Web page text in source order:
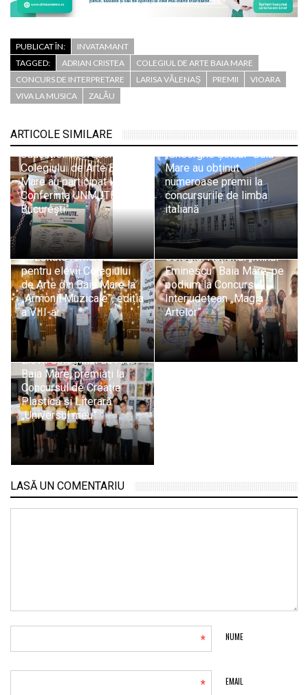
PUBLICAT ÎN:
INVATAMANT
TAGGED:
ADRIAN CRISTEA
COLEGIUL DE ARTE BAIA MARE
CONCURS DE INTERPRETARE
LARISA VĂLENAȘ PREMII
VIOARA
VIVA LA MUSICA
ZALĂU
ARTICOLE SIMILARE
Implicare pentru viitorul
educației: Profesori ai
Colegiului de Arte Baia
Mare au participat la
Conferința UNMUTE din
București
Elevii Colegiului
„Gheorghe Șincai” Baia
Mare au obținut
numeroase premii la
concursurile de limba
italiană
Rezultate remarcabile
pentru elevii Colegiului
de Arte din Baia Mare la
„Armonii Muzicale”, ediția
a VIII-a
Educație prin artă:
Colegiul Național „Mihai
Eminescu” Baia Mare, pe
podium la Concursul
Interjudețean „Magia
Artelor”
Elevii Colegiului de Arte
Baia Mare, premiați la
Concursul de Creație
Plastică și Literară
„Universul meu”
LASĂ UN COMENTARIU
NUME
*
EMAIL
*